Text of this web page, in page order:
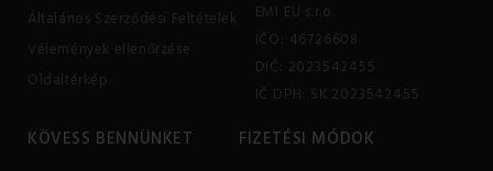
Általános Szerződési Feltételek
Vélemények ellenőrzése
Oldaltérkép
EMI EU s.r.o.
IČO: 46726608
DIČ: 2023542455
IČ DPH: SK 2023542455
KÖVESS BENNÜNKET FIZETÉSI MÓDOK